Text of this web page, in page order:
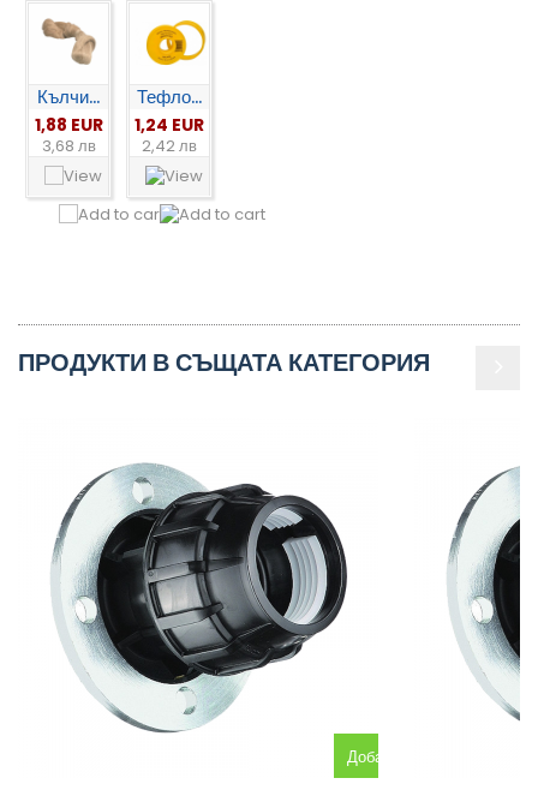
Кълчи...
1,88 EUR
3,68 лв
Тефло...
1,24 EUR
2,42 лв
ПРОДУКТИ В СЪЩАТА КАТЕГОРИЯ
Добавяне